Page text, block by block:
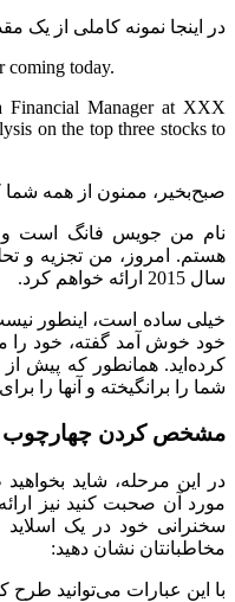
در اینجا نمونه کاملی از یک
coming today.
Financial Manager at XXX
on the top three stocks to
صبح‌بخیر، ممنون از همه شما
هستم. امروز، من تجزیه و
سال 2015 ارائه خواهم کرد.
خیلی ساده است، اینطور
خود خوش آمد گفته، خود
کرده‌اید. همانطور که پیش
شما را برانگیخته و آنها را
مشخص کردن چهارچوب
در این مرحله، شاید
مورد آن صحبت کنید نیز
سخنرانی خود در یک
مخاطبانتان نشان دهید:
با این عبارات می‌توانید